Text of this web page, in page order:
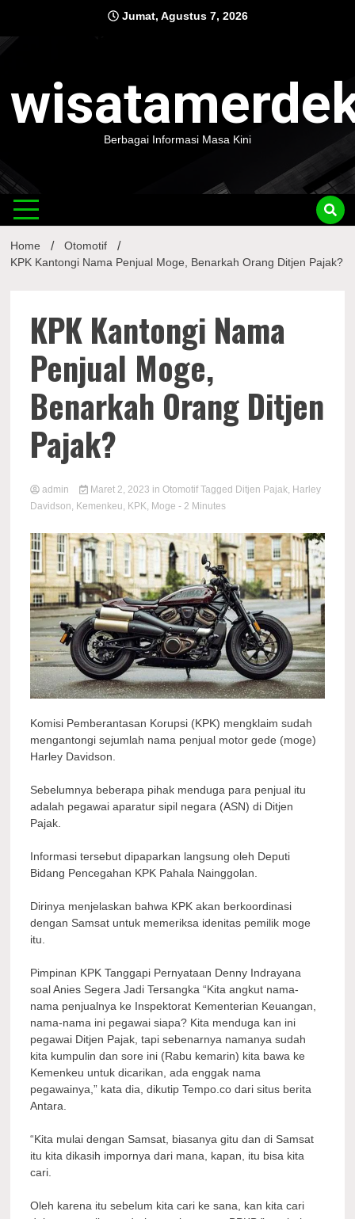
content
Jumat, Agustus 7, 2026
Berbagai Informasi Masa Kini
Home
Otomotif
KPK Kantongi Nama Penjual Moge, Benarkah Orang Ditjen Pajak?
KPK Kantongi Nama
Penjual Moge,
Benarkah Orang Ditjen
Pajak?
admin Maret 2, 2023 in Otomotif Tagged Ditjen Pajak, Harley
Davidson, Kemenkeu, KPK, Moge - 2 Minutes
Komisi Pemberantasan Korupsi (KPK) mengklaim sudah
mengantongi sejumlah nama penjual motor gede (moge)
Harley Davidson.
Sebelumnya beberapa pihak menduga para penjual itu
adalah pegawai aparatur sipil negara (ASN) di Ditjen
Pajak.
Informasi tersebut dipaparkan langsung oleh Deputi
Bidang Pencegahan KPK Pahala Nainggolan.
Dirinya menjelaskan bahwa KPK akan berkoordinasi
dengan Samsat untuk memeriksa idenitas pemilik moge
itu.
Pimpinan KPK Tanggapi Pernyataan Denny Indrayana
soal Anies Segera Jadi Tersangka “Kita angkut nama-
nama penjualnya ke Inspektorat Kementerian Keuangan,
nama-nama ini pegawai siapa? Kita menduga kan ini
pegawai Ditjen Pajak, tapi sebenarnya namanya sudah
kita kumpulin dan sore ini (Rabu kemarin) kita bawa ke
Kemenkeu untuk dicarikan, ada enggak nama
pegawainya,” kata dia, dikutip Tempo.co dari situs berita
Antara.
“Kita mulai dengan Samsat, biasanya gitu dan di Samsat
itu kita dikasih impornya dari mana, kapan, itu bisa kita
cari.
Oleh karena itu sebelum kita cari ke sana, kan kita cari